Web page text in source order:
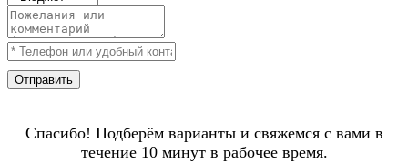
Отправить
Спасибо! Подберём варианты и свяжемся с вами в
течение 10 минут в рабочее время.